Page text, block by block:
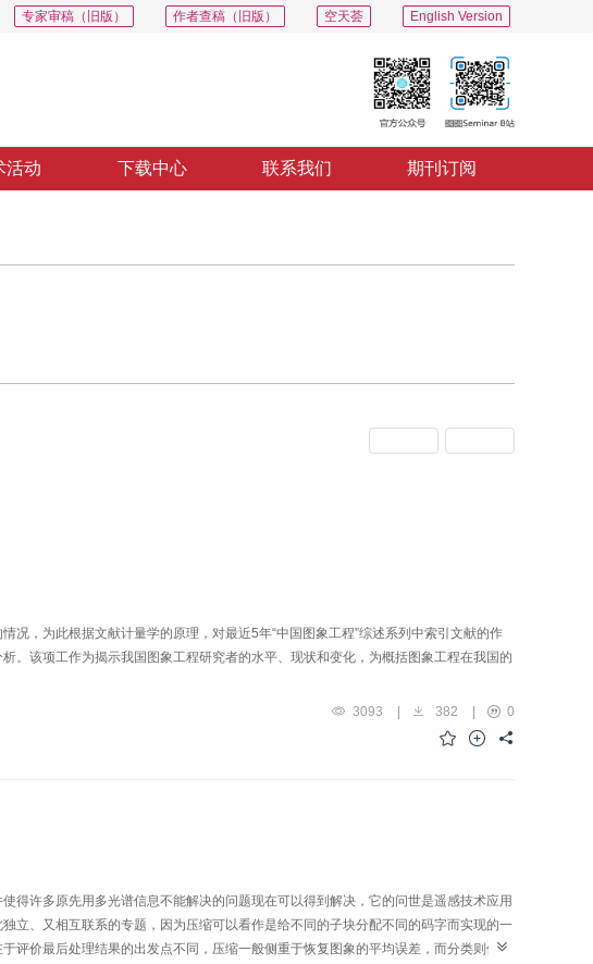
English Version
空天荟
作者查稿（旧版）
专家审稿（旧版）
活动 下载中心 联系我们 期刊订阅
，为此根据文献计量学的原理，对最近5年“中国图象工程”综述系列中索引文献的作
。该项工作为揭示我国图象工程研究者的水平、现状和变化，为概括图象工程在我国的
3093 382
0
得许多原先用多光谱信息不能解决的问题现在可以得到解决，它的问世是遥感技术应用
立、又相互联系的专题，因为压缩可以看作是给不同的子块分配不同的码字而实现的一
价最后处理结果的出发点不同，压缩一般侧重于恢复图象的平均误差，而分类则侧重